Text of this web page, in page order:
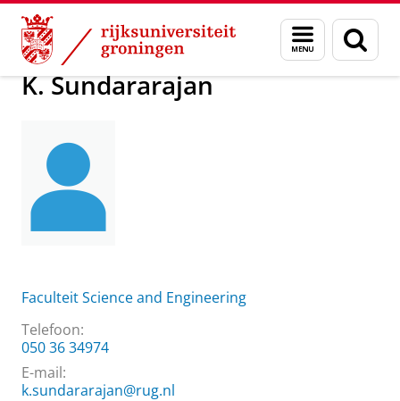
Skip
Content
Skip
Navigation
Menu
en
zoeken
Over ons K. Sundararajan
K. Sundararajan
Faculteit Science and Engineering
Telefoon:
050 36 34974
E-mail:
k.sundararajan@rug.nl